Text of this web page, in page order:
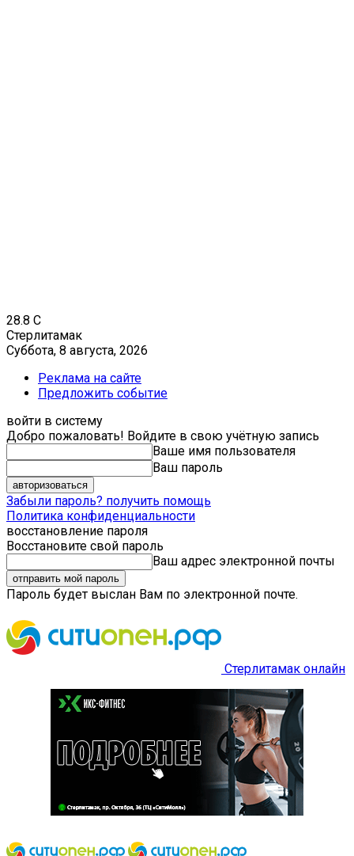
28.8 C
Стерлитамак
Суббота, 8 августа, 2026
Реклама на сайте
Предложить событие
войти в систему
Добро пожаловать! Войдите в свою учётную запись
Ваше имя пользователя
Ваш пароль
Забыли пароль? получить помощь
Политика конфиденциальности
восстановление пароля
Восстановите свой пароль
Ваш адрес электронной почты
Пароль будет выслан Вам по электронной почте.
Стерлитамак онлайн